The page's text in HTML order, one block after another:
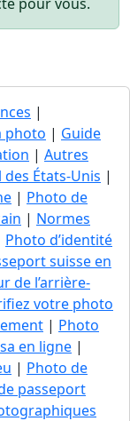
|
photo | Guide
| Autres
États-Unis |
| Photo de
| Normes
Photo d’identité
suisse en
de l’arrière-
votre photo
| Photo
en ligne |
| Photo de
passeport